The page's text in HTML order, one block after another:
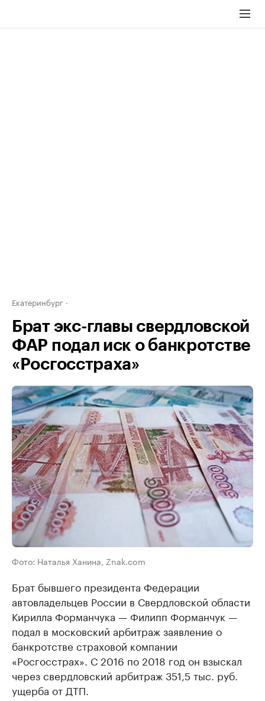
Екатеринбург
Брат экс-главы свердловской
ФАР подал иск о банкротстве
«Росгосстраха»
Фото: Наталья Ханина, Znak.com
Брат бывшего президента Федерации
автовладельцев России в Свердловской области
Кирилла Форманчука — Филипп Форманчук —
подал в московский арбитраж заявление о
банкротстве страховой компании
«Росгосстрах». С 2016 по 2018 год он взыскал
через свердловский арбитраж 351,5 тыс. руб.
ущерба от ДТП.